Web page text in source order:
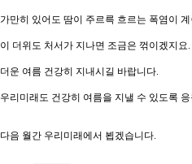
역사문화콘텐츠
우리가만드는미래
걸어온길
문화유산활용
사업실적
교재/
가만히 있어도 땀이 주르륵 흐르는 폭염이
이 더위도 처서가 지나면 조금은 꺾이겠지요.
더운 여름 건강히 지내시길 바랍니다.
우리미래도 건강히 여름을 지낼 수 있도록
다음 월간 우리미래에서 뵙겠습니다.